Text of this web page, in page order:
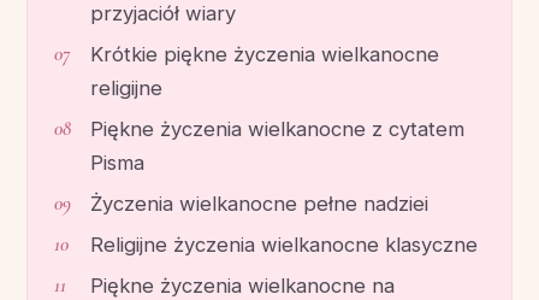
przyjaciół wiary
Krótkie piękne życzenia wielkanocne
religijne
Piękne życzenia wielkanocne z cytatem
Pisma
Życzenia wielkanocne pełne nadziei
Religijne życzenia wielkanocne klasyczne
Piękne życzenia wielkanocne na